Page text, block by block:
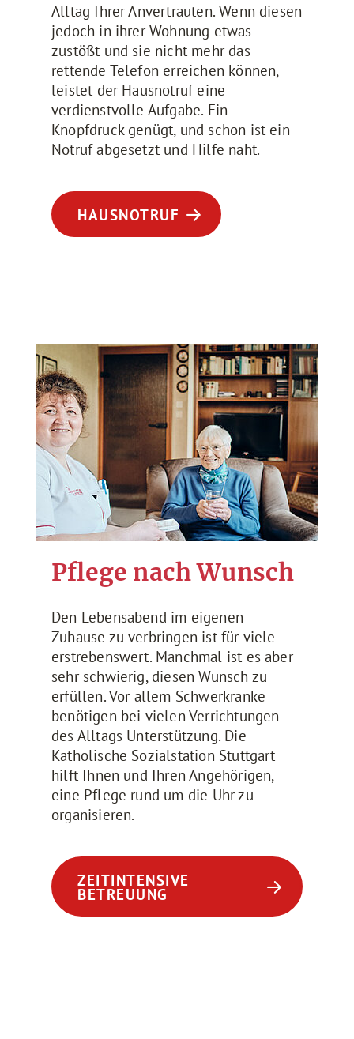
Alltag Ihrer Anvertrauten. Wenn diesen
jedoch in ihrer Wohnung etwas
zustößt und sie nicht mehr das
rettende Telefon erreichen können,
leistet der Hausnotruf eine
verdienstvolle Aufgabe. Ein
Knopfdruck genügt, und schon ist ein
Notruf abgesetzt und Hilfe naht.
HAUSNOTRUF
Pflege nach Wunsch
Den Lebensabend im eigenen
Zuhause zu verbringen ist für viele
erstrebenswert. Manchmal ist es aber
sehr schwierig, diesen Wunsch zu
erfüllen. Vor allem Schwerkranke
benötigen bei vielen Verrichtungen
des Alltags Unterstützung. Die
Katholische Sozialstation Stuttgart
hilft Ihnen und Ihren Angehörigen,
eine Pflege rund um die Uhr zu
organisieren.
ZEITINTENSIVE
BETREUUNG